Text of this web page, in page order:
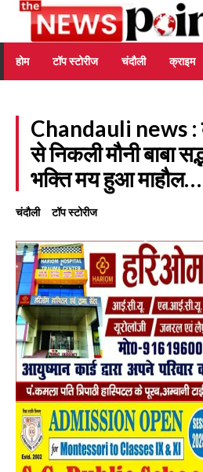
होम टॉप स्टोरीज चंदौली क्राइम
Chandauli news :
से निकली मौनी बाबा
भक्ति मय हुआ माहौल…
चंदौली टॉप स्टोरीज